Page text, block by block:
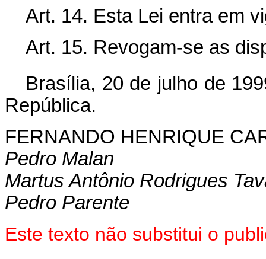
Art. 14. Esta Lei entra em
Art. 15. Revogam-se as
Brasília, 20 de julho de
República.
FERNANDO HENRIQUE
Pedro Malan
Martus Antônio Rodrigues
Pedro Parente
Este texto não substitui o